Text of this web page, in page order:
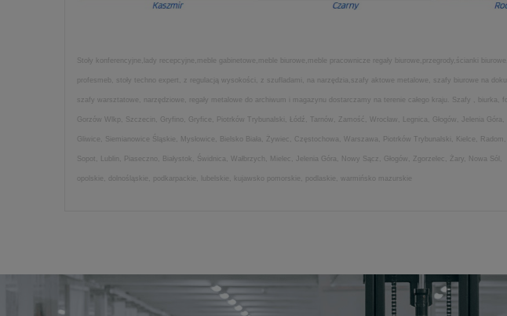
Stoły konferencyjne,lady recepcyjne,meble gabinetowe,meble biurowe,meble pracownicze regały biurowe,przegrody,ścianki
profesmeb, stoły techno expert, z regulacją wysokości, z szufladami, na narzędzia,szafy aktowe metalowe, szafy biurowe na
szafy warsztatowe, narzędziowe, regały metalowe do archiwum i magazynu dostarczamy na terenie całego kraju. Szafy ,
Gorzów Wlkp, Szczecin, Gryfino, Gryfice, Piotrków Trybunalski, Łódź, Tarnów, Zamość, Wrocław, Legnica, Głogów, Jelenia
Gliwice, Siemianowice Śląskie, Mysłowice, Bielsko Biała, Żywiec, Częstochowa, Warszawa, Piotrków Trybunalski, Kielce,
Sopot, Lublin, Piaseczno, Białystok, Świdnica, Wałbrzych, Mielec, Jelenia Góra, Nowy Sącz, Głogów, Zgorzelec, Żary, Nowa
opolskie, dolnośląskie, podkarpackie, lubelskie, kujawsko pomorskie, podlaskie, warmińsko mazurskie